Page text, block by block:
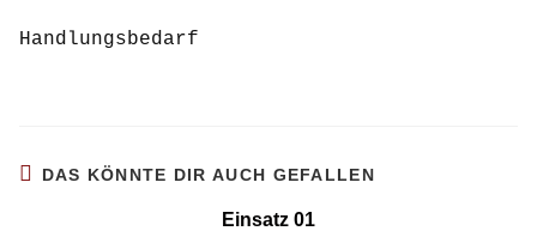
Handlungsbedarf
DAS KÖNNTE DIR AUCH GEFALLEN
Einsatz 01